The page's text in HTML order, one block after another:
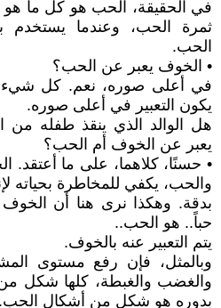
في الحقيقة، الحب هو كل ما
ثمرة الحب، وعندما يستخدم
الحب.
• الخوف يعبر عن الحب؟
في أعلى صوره، نعم. كل شيء
يكون التعبير في أعلى صوره.
هل الوالد الذي ينقذ طفله من
يعبر عن الخوف أم الحب؟
• حسنًا، كلاهما، على ما أعتقد.
والحب، يكفي للمخاطرة بحياته
بدقة. وهكذا نرى هنا أن
حباً.. هو الحب..
يتم التعبير عنه بالخوف.
وبالمثل، فإن رفع مستوى
والغضب والغبطة، كلها شكل
بدوره هو شكل من أشكال الحب.